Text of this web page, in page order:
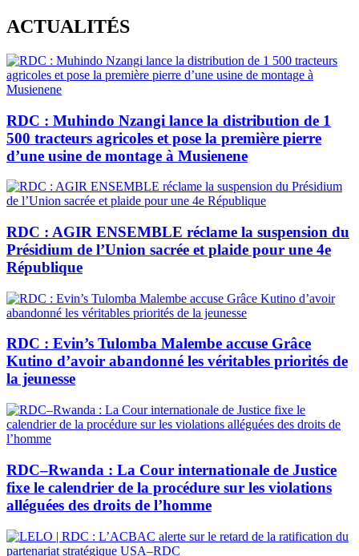
Skip
to
content
ACTUALITÉS
RDC : Muhindo Nzangi lance la distribution de 1
500 tracteurs agricoles et pose la première pierre
d’une usine de montage à Musienene
RDC : AGIR ENSEMBLE réclame la suspension du
Présidium de l’Union sacrée et plaide pour une 4e
République
RDC : Evin’s Tulomba Malembe accuse Grâce
Kutino d’avoir abandonné les véritables priorités de
la jeunesse
RDC–Rwanda : La Cour internationale de Justice
fixe le calendrier de la procédure sur les violations
alléguées des droits de l’homme